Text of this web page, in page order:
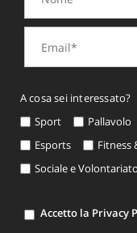
A cosa sei interessato?
Sport
Pallavolo
Esports
Fitness
Sociale e Volontariato
Accetto la Privacy